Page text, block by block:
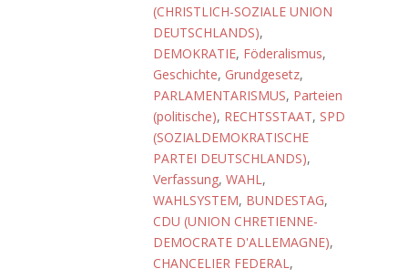
(CHRISTLICH-SOZIALE UNION
DEUTSCHLANDS),
DEMOKRATIE, Föderalismus,
Geschichte, Grundgesetz,
PARLAMENTARISMUS, Parteien
(politische), RECHTSSTAAT, SPD
(SOZIALDEMOKRATISCHE
PARTEI DEUTSCHLANDS),
Verfassung, WAHL,
WAHLSYSTEM, BUNDESTAG,
CDU (UNION CHRETIENNE-
DEMOCRATE D'ALLEMAGNE),
CHANCELIER FEDERAL,